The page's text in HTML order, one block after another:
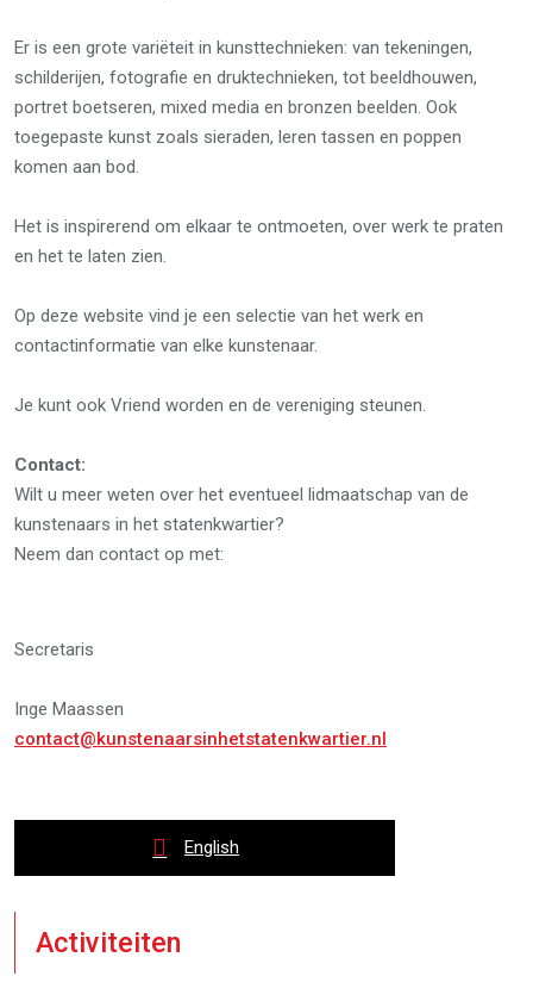
Er is een grote variëteit in kunsttechnieken: van tekeningen,
schilderijen, fotografie en druktechnieken, tot beeldhouwen,
portret boetseren, mixed media en bronzen beelden. Ook
toegepaste kunst zoals sieraden, leren tassen en poppen
komen aan bod.
Het is inspirerend om elkaar te ontmoeten, over werk te praten
en het te laten zien.
Op deze website vind je een selectie van het werk en
contactinformatie van elke kunstenaar.
Je kunt ook Vriend worden en de vereniging steunen.
Contact:
Wilt u meer weten over het eventueel lidmaatschap van de
kunstenaars in het statenkwartier?
Neem dan contact op met:
Secretaris
Inge Maassen
contact@kunstenaarsinhetstatenkwartier.nl
English
Activiteiten